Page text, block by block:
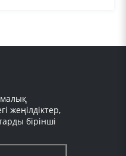
жеңілдіктер,
бірінші